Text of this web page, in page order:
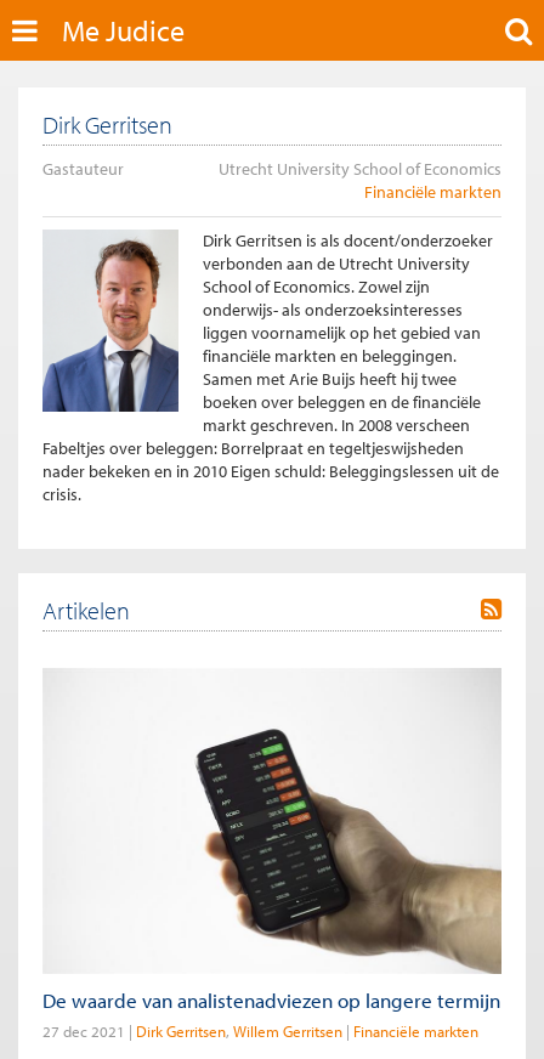
Me Judice
Dirk Gerritsen
Gastauteur
Utrecht University School of Economics
Financiële markten
Dirk Gerritsen is als docent/onderzoeker
verbonden aan de Utrecht University
School of Economics. Zowel zijn
onderwijs- als onderzoeksinteresses
liggen voornamelijk op het gebied van
financiële markten en beleggingen.
Samen met Arie Buijs heeft hij twee
boeken over beleggen en de financiële
markt geschreven. In 2008 verscheen
Fabeltjes over beleggen: Borrelpraat en tegeltjeswijsheden
nader bekeken en in 2010 Eigen schuld: Beleggingslessen uit de
crisis.
Artikelen
De waarde van analistenadviezen op langere termijn
27 dec 2021 Dirk Gerritsen Willem Gerritsen Financiële markten